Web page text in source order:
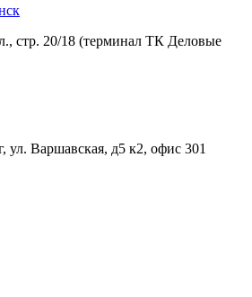
стр. 20/18 (терминал ТК Деловые
ул. Варшавская, д5 к2, офис 301